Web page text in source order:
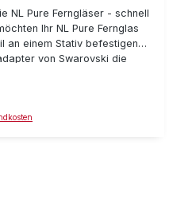
NL Pure Ferngläser - schnell
Ihr NL Pure Fernglas
an einem Stativ befestigen?
von Swarovski die
und Tierbeobachtungen
Der Adapter erfüllt mit